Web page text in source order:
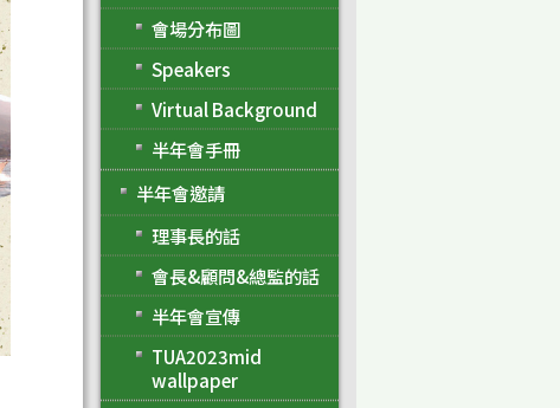
會場分布圖
Speakers
Virtual Background
半年會手冊
半年會邀請
理事長的話
會長&顧問&總監的話
半年會宣傳
TUA2023mid
wallpaper